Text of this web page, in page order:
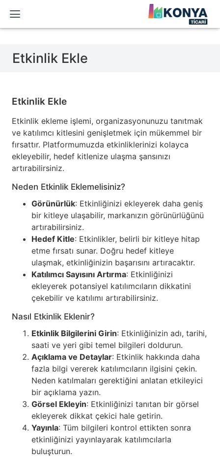
Etkinlik Ekle
Etkinlik Ekle
Etkinlik ekleme işlemi, organizasyonunuzu tanıtmak
ve katılımcı kitlesini genişletmek için mükemmel bir
fırsattır. Platformumuzda etkinliklerinizi kolayca
ekleyebilir, hedef kitlenize ulaşma şansınızı
artırabilirsiniz.
Neden Etkinlik Eklemelisiniz?
Görünürlük: Etkinliğinizi ekleyerek daha geniş
bir kitleye ulaşabilir, markanızın görünürlüğünü
artırabilirsiniz.
Hedef Kitle: Etkinlikler, belirli bir kitleye hitap
etme fırsatı sunar. Doğru hedef kitleye
ulaşmak, etkinliğinizin başarısını artıracaktır.
Katılımcı Sayısını Artırma: Etkinliğinizi
ekleyerek potansiyel katılımcıların dikkatini
çekebilir ve katılımı artırabilirsiniz.
Nasıl Etkinlik Eklenir?
Etkinlik Bilgilerini Girin: Etkinliğinizin adı, tarihi,
saati ve yeri gibi temel bilgileri doldurun.
Açıklama ve Detaylar: Etkinlik hakkında daha
fazla bilgi vererek katılımcıların ilgisini çekin.
Neden katılmaları gerektiğini anlatan etkileyici
bir açıklama yazın.
Görsel Ekleyin: Etkinliğinizi tanıtan bir görsel
ekleyerek dikkat çekici hale getirin.
Yayınla: Tüm bilgileri kontrol ettikten sonra
etkinliğinizi yayınlayarak katılımcılarla
buluşturun.